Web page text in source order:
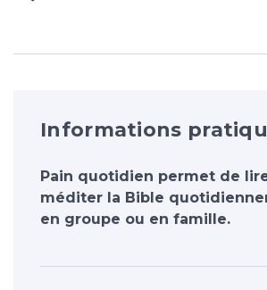
Informations
Pain quotidien permet de
méditer la Bible
en groupe ou en famille.